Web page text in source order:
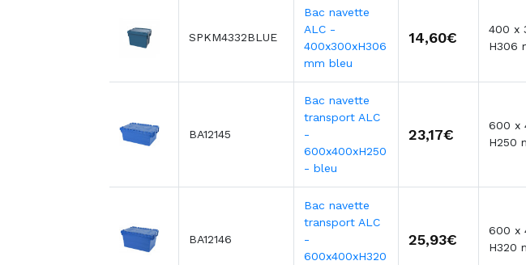
SPKM4332BLUE
Bac navette
ALC -
400x300xH306
mm bleu
14,60€
400 x
H306
BA12145
Bac navette
transport ALC
-
600x400xH250
- bleu
23,17€
600 x
H250
BA12146
Bac navette
transport ALC
-
600x400xH320
25,93€
600 x
H320